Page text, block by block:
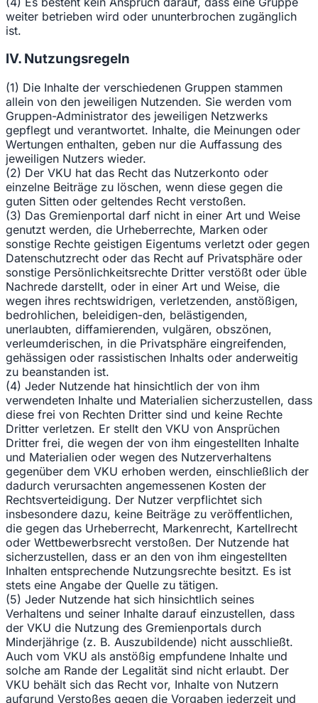
weiter betrieben wird oder ununterbrochen zugänglich
ist.
IV. Nutzungsregeln
(1) Die Inhalte der verschiedenen Gruppen stammen
allein von den jeweiligen Nutzenden. Sie werden vom
Gruppen-Administrator des jeweiligen Netzwerks
gepflegt und verantwortet. Inhalte, die Meinungen oder
Wertungen enthalten, geben nur die Auffassung des
jeweiligen Nutzers wieder.
(2) Der VKU hat das Recht das Nutzerkonto oder
einzelne Beiträge zu löschen, wenn diese gegen die
guten Sitten oder geltendes Recht verstoßen.
(3) Das Gremienportal darf nicht in einer Art und Weise
genutzt werden, die Urheberrechte, Marken oder
sonstige Rechte geistigen Eigentums verletzt oder gegen
Datenschutzrecht oder das Recht auf Privatsphäre oder
sonstige Persönlichkeitsrechte Dritter verstößt oder üble
Nachrede darstellt, oder in einer Art und Weise, die
wegen ihres rechtswidrigen, verletzenden, anstößigen,
bedrohlichen, beleidigen-den, belästigenden,
unerlaubten, diffamierenden, vulgären, obszönen,
verleumderischen, in die Privatsphäre eingreifenden,
gehässigen oder rassistischen Inhalts oder anderweitig
zu beanstanden ist.
(4) Jeder Nutzende hat hinsichtlich der von ihm
verwendeten Inhalte und Materialien sicherzustellen, dass
diese frei von Rechten Dritter sind und keine Rechte
Dritter verletzen. Er stellt den VKU von Ansprüchen
Dritter frei, die wegen der von ihm eingestellten Inhalte
und Materialien oder wegen des Nutzerverhaltens
gegenüber dem VKU erhoben werden, einschließlich der
dadurch verursachten angemessenen Kosten der
Rechtsverteidigung. Der Nutzer verpflichtet sich
insbesondere dazu, keine Beiträge zu veröffentlichen,
die gegen das Urheberrecht, Markenrecht, Kartellrecht
oder Wettbewerbsrecht verstoßen. Der Nutzende hat
sicherzustellen, dass er an den von ihm eingestellten
Inhalten entsprechende Nutzungsrechte besitzt. Es ist
stets eine Angabe der Quelle zu tätigen.
(5) Jeder Nutzende hat sich hinsichtlich seines
Verhaltens und seiner Inhalte darauf einzustellen, dass
der VKU die Nutzung des Gremienportals durch
Minderjährige (z. B. Auszubildende) nicht ausschließt.
Auch vom VKU als anstößig empfundene Inhalte und
solche am Rande der Legalität sind nicht erlaubt. Der
VKU behält sich das Recht vor, Inhalte von Nutzern
aufgrund Verstoßes gegen die Vorgaben jederzeit und